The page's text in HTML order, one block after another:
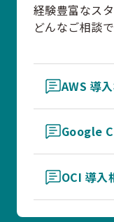
経験豊富なス
どんなご相談
AWS 導
Google
OCI 導入